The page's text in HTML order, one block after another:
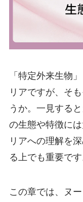
「特定外来生物
リアですが、そ
うか。一見する
の生態や特徴に
リアへの理解を
る上でも重要です
この章では、ヌ